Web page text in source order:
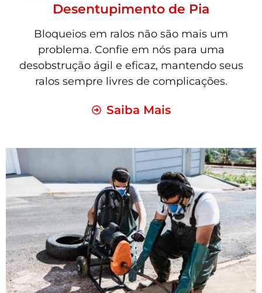
Desentupimento de Pia
Bloqueios em ralos não são mais um
problema. Confie em nós para uma
desobstrução ágil e eficaz, mantendo seus
ralos sempre livres de complicações.
Saiba Mais